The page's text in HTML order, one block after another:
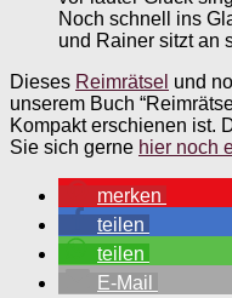
Noch schnell ins
und Rainer sitzt an
Dieses Reimrätsel und
unserem Buch
Kompakt erschienen ist.
Sie sich gerne hier noch
merken
teilen
teilen
E-Mail